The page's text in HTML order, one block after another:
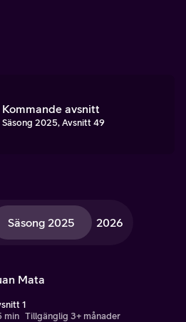
Kommande avsnitt
Säsong 2025, Avsnitt 49
Säsong 2025 2026
Mata
1
min Tillgänglig 3+ månader